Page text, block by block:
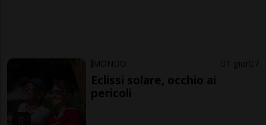
MONDO 1 gior 7
Eclissi solare, occhio ai
pericoli